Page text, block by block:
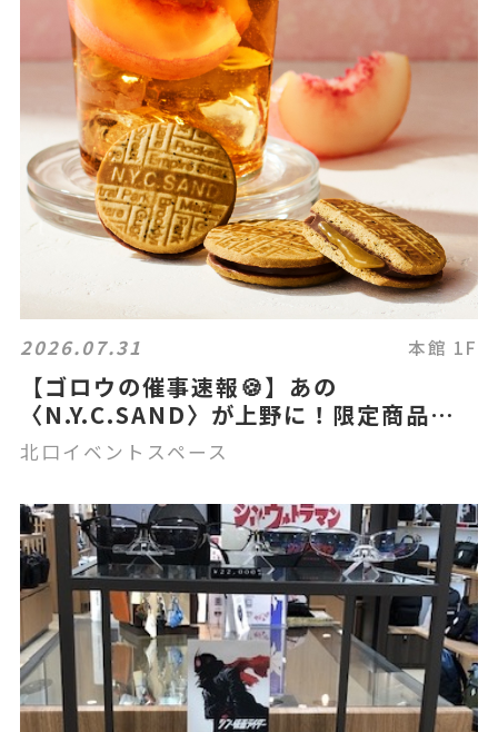
2026.07.31 本館 1F
【ゴロウの催事速報🍪】あの
〈N.Y.C.SAND〉が上野に！限定商品も
登場？！🍑☕
北口イベントスペース